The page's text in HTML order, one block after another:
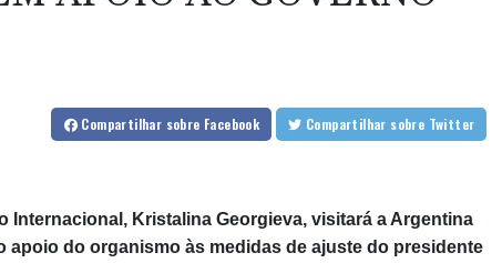
Compartilhar sobre Facebook Compartilhar sobre Twitter
Internacional, Kristalina Georgieva, visitará a Argentina
apoio do organismo às medidas de ajuste do presidente